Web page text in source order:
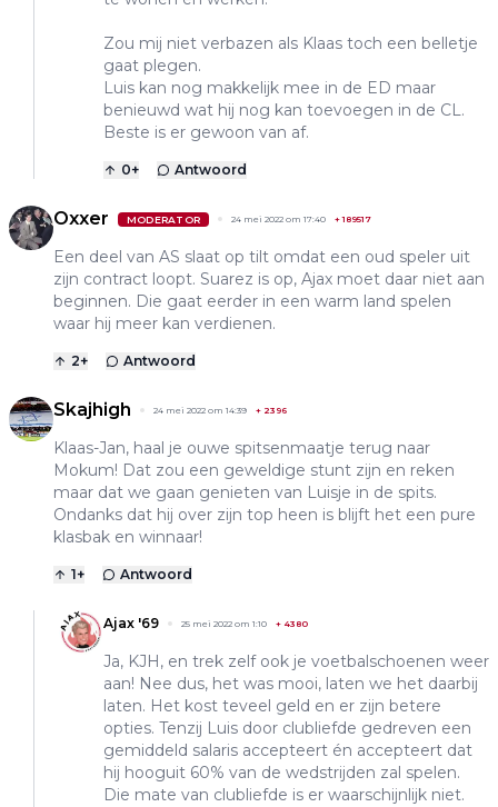
Zou mij niet verbazen als Klaas toch een belletje
gaat plegen.
Luis kan nog makkelijk mee in de ED maar
benieuwd wat hij nog kan toevoegen in de CL.
Beste is er gewoon van af.
0+ Antwoord
Oxxer MODERATOR 24 mei 2022 om 17:40 +189517
Een deel van AS slaat op tilt omdat een oud speler uit
zijn contract loopt. Suarez is op, Ajax moet daar niet aan
beginnen. Die gaat eerder in een warm land spelen
waar hij meer kan verdienen.
2+ Antwoord
Skajhigh 24 mei 2022 om 14:39 + 2396
Klaas-Jan, haal je ouwe spitsenmaatje terug naar
Mokum! Dat zou een geweldige stunt zijn en reken
maar dat we gaan genieten van Luisje in de spits.
Ondanks dat hij over zijn top heen is blijft het een pure
klasbak en winnaar!
1+ Antwoord
Ajax '69 25 mei 2022 om 1:10 + 4380
Ja, KJH, en trek zelf ook je voetbalschoenen weer
aan! Nee dus, het was mooi, laten we het daarbij
laten. Het kost teveel geld en er zijn betere
opties. Tenzij Luis door clubliefde gedreven een
gemiddeld salaris accepteert én accepteert dat
hij hooguit 60% van de wedstrijden zal spelen.
Die mate van clubliefde is er waarschijnlijk niet.